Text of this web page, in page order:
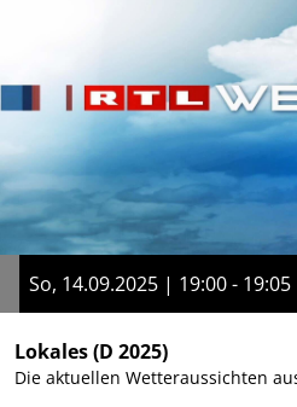
So, 14.09.2025 | 19:00 - 19:05
Lokales(D 2025)
Die aktuellen Wetteraussichten